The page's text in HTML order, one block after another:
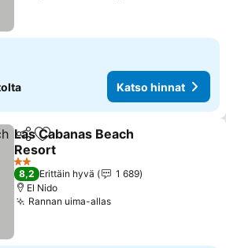
Katso hinnat
Jaa Lisää suosikkeihin
Las Cabanas Beach
Resort
2 Tähtiluokitus
8,2 Erittäin hyvä
1 689
El Nido
Rannan uima-allas